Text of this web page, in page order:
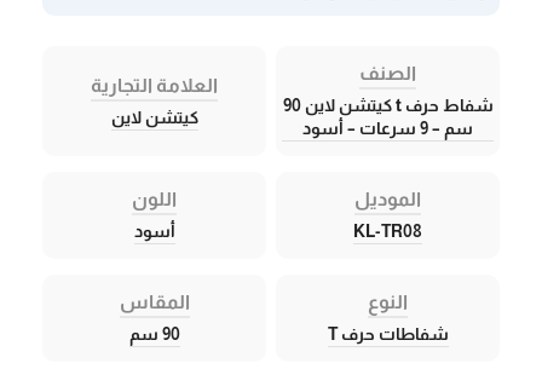
الصنف
شفاط حرف t كيتشن لاين 90
سم – 9 سرعات – أسود
العلامة التجارية
كيتشن لاين
الموديل
KL-TR08
اللون
أسود
النوع
شفاطات حرف T
المقاس
90 سم